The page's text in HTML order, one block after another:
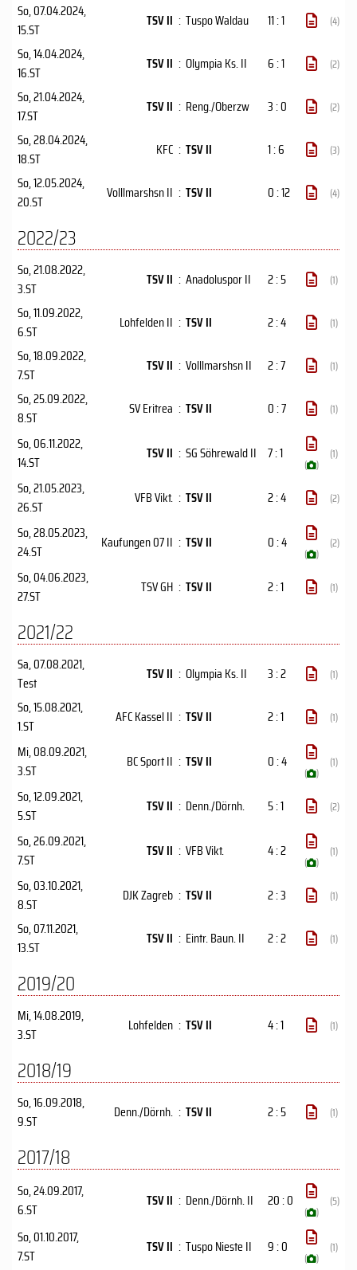
So, 07.04.2024,
15.ST
TSV II : Tuspo Waldau 11 : 1 (4)
So, 14.04.2024,
16.ST
TSV II : Olympia Ks. II 6 : 1 (2)
So, 21.04.2024,
17.ST
TSV II : Reng./Oberzw 3 : 0 (2)
So, 28.04.2024,
18.ST
KFC : TSV II 1 : 6 (3)
So, 12.05.2024,
20.ST
Volllmarshsn II : TSV II 0 : 12 (4)
2022/23
So, 21.08.2022,
3.ST
TSV II : Anadoluspor II 2 : 5 (1)
So, 11.09.2022,
6.ST
Lohfelden II : TSV II 2 : 4 (1)
So, 18.09.2022,
7.ST
TSV II : Volllmarshsn II 2 : 7 (1)
So, 25.09.2022,
8.ST
SV Eritrea : TSV II 0 : 7 (1)
So, 06.11.2022,
14.ST
TSV II : SG Söhrewald II 7 : 1
( )
(1)
So, 21.05.2023,
26.ST
VFB Vikt. : TSV II 2 : 4 (2)
So, 28.05.2023,
24.ST
Kaufungen 07 II : TSV II 0 : 4
( )
(2)
So, 04.06.2023,
27.ST
TSV GH : TSV II 2 : 1 (1)
2021/22
Sa, 07.08.2021,
Test
TSV II : Olympia Ks. II 3 : 2 (1)
So, 15.08.2021,
1.ST
AFC Kassel II : TSV II 2 : 1 (1)
Mi, 08.09.2021,
3.ST
BC Sport II : TSV II 0 : 4
( )
(1)
So, 12.09.2021,
5.ST
TSV II : Denn./Dörnh. 5 : 1 (2)
So, 26.09.2021,
7.ST
TSV II : VFB Vikt. 4 : 2
( )
(1)
So, 03.10.2021,
8.ST
DJK Zagreb : TSV II 2 : 3 (1)
So, 07.11.2021,
13.ST
TSV II : Eintr. Baun. II 2 : 2 (1)
2019/20
Mi, 14.08.2019,
3.ST
Lohfelden : TSV II 4 : 1 (1)
2018/19
So, 16.09.2018,
9.ST
Denn./Dörnh. : TSV II 2 : 5 (1)
2017/18
So, 24.09.2017,
6.ST
TSV II : Denn./Dörnh. II 20 : 0
( )
(5)
So, 01.10.2017,
7.ST
TSV II : Tuspo Nieste II 9 : 0
( )
(1)